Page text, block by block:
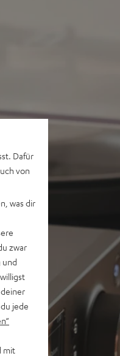
Dafür
von
was dir
zwar
und
jede
mit